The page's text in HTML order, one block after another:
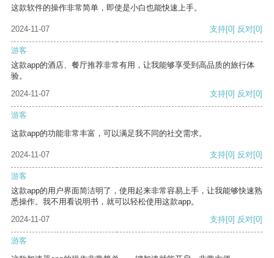
这款软件的操作非常简单，即使是小白也能快速上手。
2024-11-07 支持[0] 反对[0]
游客
这款app的酒店、餐厅推荐非常有用，让我能够享受到高品质的旅行体
验。
2024-11-07
支持[0] 反对[0]
游客
这款app的功能非常丰富，可以满足我不同的社交需求。
2024-11-07 支持[0] 反对[0]
游客
这款app的用户界面简洁明了，使用起来非常容易上手，让我能够快速熟
悉操作。我不用看说明书，就可以轻松使用这款app。
2024-11-07
支持[0] 反对[0]
游客